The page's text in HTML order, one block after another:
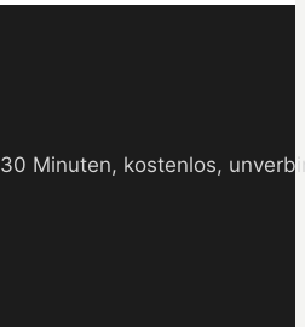
30 Minuten, kostenlos,